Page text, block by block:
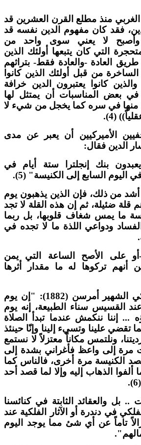
منذ مطلع القرن العشرين قد
فقد كان مفهوم الدين نفسه قد
لا يعني سوى واحد من
التي كان يتبعها أولئك الذين
العادة -والعادة فقط- بتراثهم
الساخرة من قبل أولئك الذين كانوا
كانوا يعتبرون الدين خرافة
بعض المناسبات أن يمتثل لها
في سره كما يخجل من شيء لا
(4).
الأميركيين أن يعبر عن مدى
الدين فقال:
بنك إنجلترا ستة أيام في
السابع إلى الكنيسة" (5).
من ذلك، فإن الذين يذهبون يوم
ضئيلة، ثم إن هذه القلة لا تجد
ما يمس شغاف قلوبها، بل ربما
ودواعي اللذة ما لا تجده في
على الأصح الساعة التي يمن
أنهم تركوها له ما مقدار أثرها
يقول الأديب الأميركي الشهير أمرسن (1882): "إن يوم
القسيس سناء الطبيعة، إنه يوم
إننا ننكمش عندما تبدأ الصلاة
تقضي علينا وتسيء إلينا وإنّا حينئذ
ونلتمس مكاناً معتزلاً لا نستمع
إلى واعظ فأغراني بشدة إلى
الكنيسة مرة أخرى، فالناس كما
الذهاب إليه وإلا لما قصد أحد
والعقائد الثابتة في كنائسنا
في دندرة أو الآثار الفلكية عند
تاماً عن أي شئ مما يوجد اليوم